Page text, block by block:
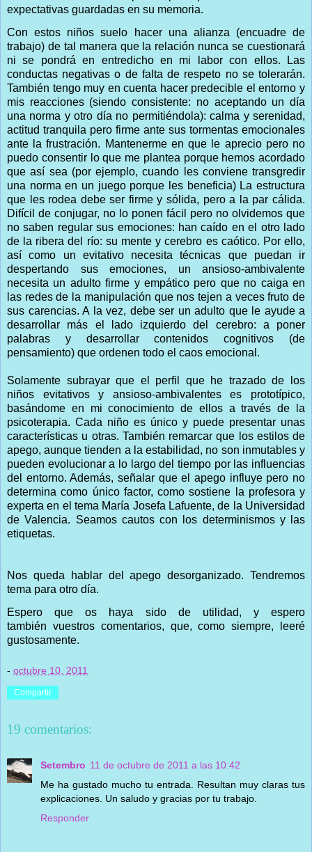
expectativas guardadas en su memoria.
Con estos niños suelo hacer una alianza (encuadre de
trabajo) de tal manera que la relación nunca se cuestionará
ni se pondrá en entredicho en mi labor con ellos. Las
conductas negativas o de falta de respeto no se tolerarán.
También tengo muy en cuenta hacer predecible el entorno y
mis reacciones (siendo consistente: no aceptando un día
una norma y otro día no permitiéndola): calma y serenidad,
actitud tranquila pero firme ante sus tormentas emocionales
ante la frustración. Mantenerme en que le aprecio pero no
puedo consentir lo que me plantea porque hemos acordado
que así sea (por ejemplo, cuando les conviene transgredir
una norma en un juego porque les beneficia) La estructura
que les rodea debe ser firme y sólida, pero a la par cálida.
Difícil de conjugar, no lo ponen fácil pero no olvidemos que
no saben regular sus emociones: han caído en el otro lado
de la ribera del río: su mente y cerebro es caótico. Por ello,
así como un evitativo necesita técnicas que puedan ir
despertando sus emociones, un ansioso-ambivalente
necesita un adulto firme y empático pero que no caiga en
las redes de la manipulación que nos tejen a veces fruto de
sus carencias. A la vez, debe ser un adulto que le ayude a
desarrollar más el lado izquierdo del cerebro: a poner
palabras y desarrollar contenidos cognitivos (de
pensamiento) que ordenen todo el caos emocional.
Solamente subrayar que el perfil que he trazado de los
niños evitativos y ansioso-ambivalentes es prototípico,
basándome en mi conocimiento de ellos a través de la
psicoterapia. Cada niño es único y puede presentar unas
características u otras. También remarcar que los estilos de
apego, aunque tienden a la estabilidad, no son inmutables y
pueden evolucionar a lo largo del tiempo por las influencias
del entorno. Además, señalar que el apego influye pero no
determina como único factor, como sostiene la profesora y
experta en el tema María Josefa Lafuente, de la Universidad
de Valencia. Seamos cautos con los determinismos y las
etiquetas.
Nos queda hablar del apego desorganizado. Tendremos
tema para otro día.
Espero que os haya sido de utilidad, y espero
también vuestros comentarios, que, como siempre, leeré
gustosamente.
- octubre 10, 2011
Compartir
19 comentarios:
Setembro 11 de octubre de 2011 a las 10:42
Me ha gustado mucho tu entrada. Resultan muy claras tus
explicaciones. Un saludo y gracias por tu trabajo.
Responder